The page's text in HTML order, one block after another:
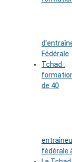
Fédérale
Tchad :
de 40
fédérale